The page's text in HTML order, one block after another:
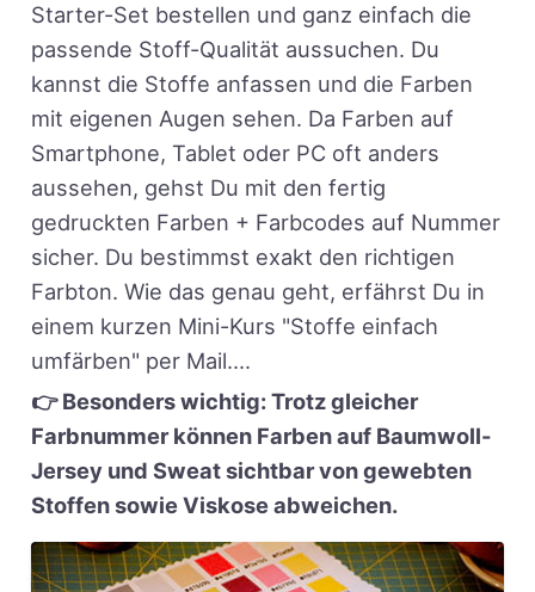
Starter-Set bestellen und ganz einfach die
passende Stoff-Qualität aussuchen. Du
kannst die Stoffe anfassen und die Farben
mit eigenen Augen sehen. Da Farben auf
Smartphone, Tablet oder PC oft anders
aussehen, gehst Du mit den fertig
gedruckten Farben + Farbcodes auf Nummer
sicher. Du bestimmst exakt den richtigen
Farbton. Wie das genau geht, erfährst Du in
einem kurzen Mini-Kurs "Stoffe einfach
umfärben" per Mail....
👉 Besonders wichtig: Trotz gleicher
Farbnummer können Farben auf Baumwoll-
Jersey und Sweat sichtbar von gewebten
Stoffen sowie Viskose abweichen.